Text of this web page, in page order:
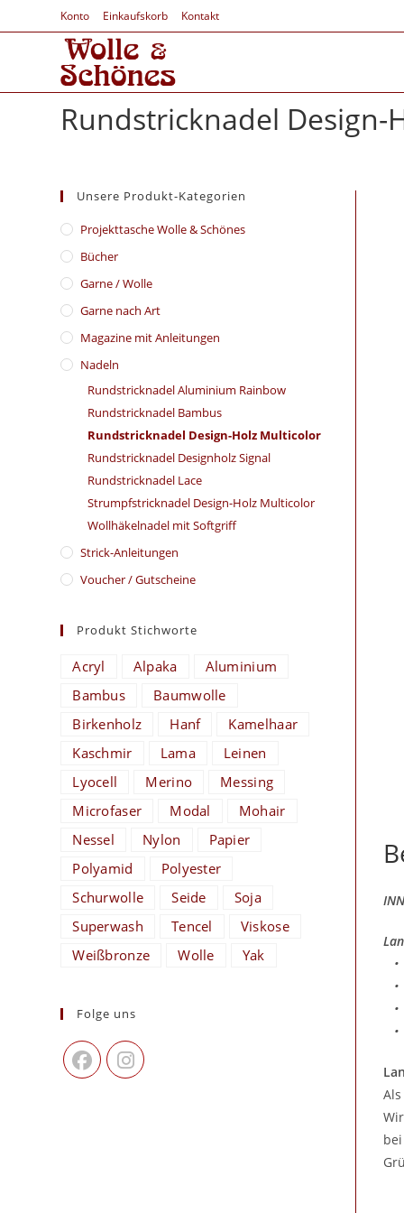
Konto Einkaufskorb Kontakt
Rundstricknadel
•
•
•
•
Unsere Produkt-Kategorien
​Projekttasche Wolle & Schönes
Bücher
Garne / Wolle
Garne nach Art
Magazine mit Anleitungen
Nadeln
Rundstricknadel Aluminium Rainbow
Rundstricknadel Bambus
Rundstricknadel Design-Holz Multicolor
Rundstricknadel Designholz Signal
Rundstricknadel Lace
Strumpfstricknadel Design-Holz Multicolor
Wollhäkelnadel mit Softgriff
Strick-Anleitungen
Voucher / Gutscheine
Produkt Stichworte
Acryl Alpaka
Aluminium
Bambus
Baumwolle
Birkenholz
Hanf
Kamelhaar
Kaschmir
Lama
Leinen
Lyocell
Merino
Messing
Microfaser
Modal
Mohair
Nessel
Nylon
Papier
Polyamid
Polyester
Schurwolle
Seide
Soja
Superwash
Tencel
Viskose
Weißbronze
Wolle Yak
Folge uns